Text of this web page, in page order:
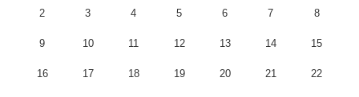
2 3 4 5 6 7 8
9 10 11 12 13 14 15
16 17 18 19 20 21 22